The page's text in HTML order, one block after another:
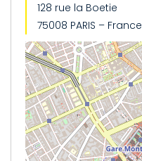
128 rue la Boetie
75008 PARIS – France